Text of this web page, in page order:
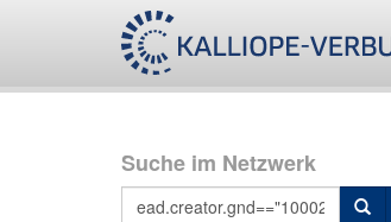
Suche im Netzwerk